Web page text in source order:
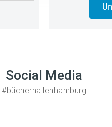
Social Media
#bücherhallenhamburg